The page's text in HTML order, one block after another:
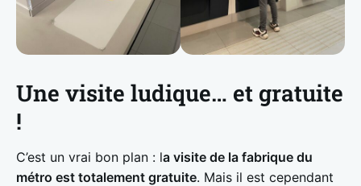
Une visite ludique… et gratuite
!
C’est un vrai bon plan : la visite de la fabrique du
métro est totalement gratuite. Mais il est cependant